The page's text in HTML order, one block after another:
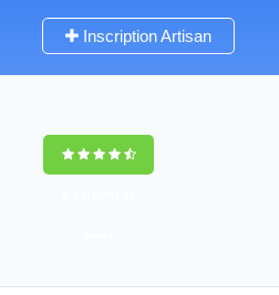
Inscription Artisan